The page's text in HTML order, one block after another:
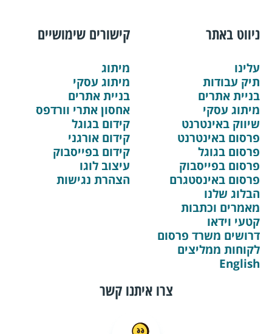
ניווט באתר
עלינו
תיק עבודות
בניית אתרים
מיתוג עסקי
שיווק באינטרנט
פרסום באינטרנט
פרסום בגוגל
פרסום בפייסבוק
פרסום באינסטגרם
הבלוג שלנו
מאמרים וכתבות
קטעי וידאו
דרושים משרד פרסום
לקוחות ממליצים
English
קישורים שימושיים
מיתוג
מיתוג עסקי
בניית אתרים
אחסון אתרי וורדפס
קידום בגוגל
קידום אורגני
קידום בפייסבוק
עיצוב לוגו
הצהרת נגישות
צרו איתנו קשר